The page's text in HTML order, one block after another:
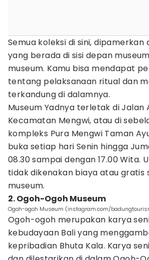
Semua koleksi di sini, dipamerkan
yang berada di sisi depan
museum. Kamu bisa mendapat
tentang pelaksanaan ritual dan
terkandung di dalamnya.
Museum Yadnya terletak di Jalan
Kecamatan Mengwi, atau di
kompleks Pura Mengwi Taman
buka setiap hari Senin hingga
08.30 sampai dengan 17.00 Wita.
tidak dikenakan biaya atau gratis
museum.
2. Ogoh-Ogoh Museum
Ogoh-ogoh Museum (instagram.com/
Ogoh-ogoh merupakan karya
kebudayaan Bali yang
kepribadian Bhuta Kala. Karya